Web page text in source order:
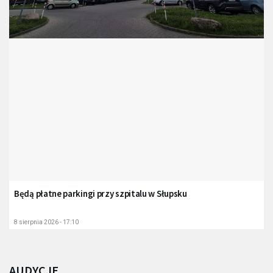
Będą płatne parkingi przy szpitalu w Słupsku
8 sierpnia 2026 - 17:10